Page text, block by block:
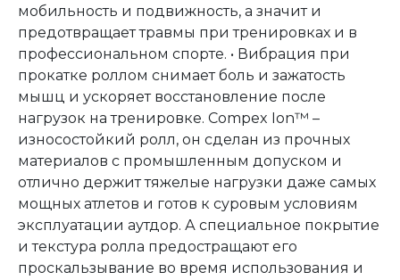
мобильность и подвижность, а значит и
предотвращает травмы при тренировках и в
профессиональном спорте. • Вибрация при
прокатке роллом снимает боль и зажатость
мышц и ускоряет восстановление после
нагрузок на тренировке. Compex Ion™ –
износостойкий ролл, он сделан из прочных
материалов с промышленным допуском и
отлично держит тяжелые нагрузки даже самых
мощных атлетов и готов к суровым условиям
эксплуатации аутдор. А специальное покрытие
и текстура ролла предостращают его
проскальзывание во время использования и